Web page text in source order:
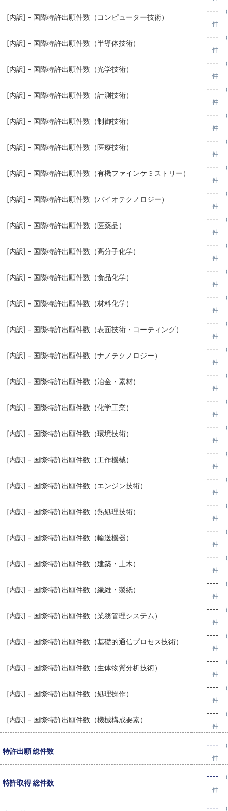
[内訳] - 国際特許出願件数（コンピューター技術）
----
件
[内訳] - 国際特許出願件数（半導体技術）
----
件
[内訳] - 国際特許出願件数（光学技術）
----
件
[内訳] - 国際特許出願件数（計測技術）
----
件
[内訳] - 国際特許出願件数（制御技術）
----
件
[内訳] - 国際特許出願件数（医療技術）
----
件
[内訳] - 国際特許出願件数（有機ファインケミストリー）
----
件
[内訳] - 国際特許出願件数（バイオテクノロジー）
----
件
[内訳] - 国際特許出願件数（医薬品）
----
件
[内訳] - 国際特許出願件数（高分子化学）
----
件
[内訳] - 国際特許出願件数（食品化学）
----
件
[内訳] - 国際特許出願件数（材料化学）
----
件
[内訳] - 国際特許出願件数（表面技術・コーティング）
----
件
[内訳] - 国際特許出願件数（ナノテクノロジー）
----
件
[内訳] - 国際特許出願件数（冶金・素材）
----
件
[内訳] - 国際特許出願件数（化学工業）
----
件
[内訳] - 国際特許出願件数（環境技術）
----
件
[内訳] - 国際特許出願件数（工作機械）
----
件
[内訳] - 国際特許出願件数（エンジン技術）
----
件
[内訳] - 国際特許出願件数（熱処理技術）
----
件
[内訳] - 国際特許出願件数（輸送機器）
----
件
[内訳] - 国際特許出願件数（建築・土木）
----
件
[内訳] - 国際特許出願件数（繊維・製紙）
----
件
[内訳] - 国際特許出願件数（業務管理システム）
----
件
[内訳] - 国際特許出願件数（基礎的通信プロセス技術）
----
件
[内訳] - 国際特許出願件数（生体物質分析技術）
----
件
[内訳] - 国際特許出願件数（処理操作）
----
件
[内訳] - 国際特許出願件数（機械構成要素）
----
件
特許出願 総件数
----
件
特許取得 総件数
----
件
----